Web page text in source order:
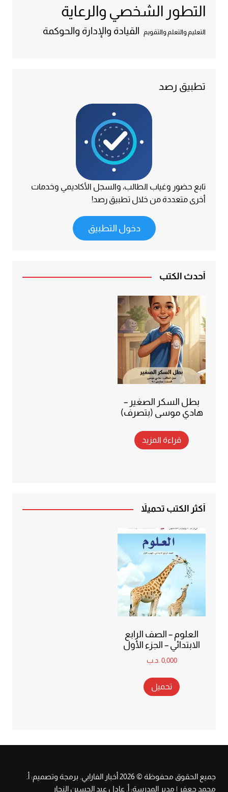
التطور الشخصي والرعاية
التعليم والتعلم والتقويم القيادة والإدارة والحوكمة
تطبيق رصد
تابع حضور وغياب الطالب، والسجل الأكاديمي وخدمات
أخرى متعددة من خلال تطبيق رصد!
دخول التطبيق
أحدث الكتب
بطل السكر الصغير –
هادي موسى (بتصرف)
قراءة المزيد
أكثر الكتب تحميلاً
العلوم – الصف الرابع
الابتدائي – الجزء الأول
0,000 .د.ب
تحميل
جميع الحقوق محفوظة © 2026 أخبار الفارابي. برمجة وتصميم: أ.
محمد جعفر | مدير المدرسة: أ. عادل عبد الحسين النجار